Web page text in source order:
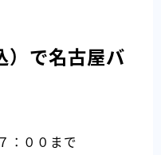
）で名古屋バ
：００まで